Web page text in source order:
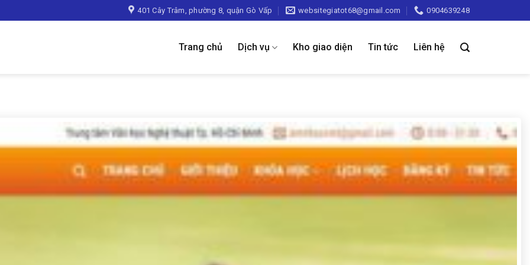
401 Cây Trâm, phường 8, quận Gò Vấp websitegiatot68@gmail.com 0904639248
Trang chủ Dịch vụ Kho giao diện Tin tức Liên hệ